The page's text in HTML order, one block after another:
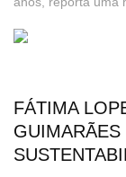
FÁTIMA
GUIMARÃES